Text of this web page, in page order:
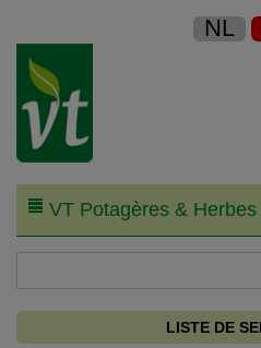
NL
VT Potagères & Herbes
LISTE DE